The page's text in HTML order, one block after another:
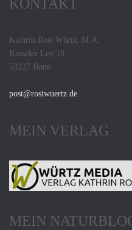
KONTAKT
Kathrin Rosi Würtz, M.A.
Kasseler Ley 10
53227 Bonn
post@rosiwuertz.de
MEIN VERLAG
MEIN